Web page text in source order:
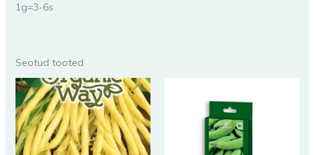
1g=3-6s
Seotud tooted